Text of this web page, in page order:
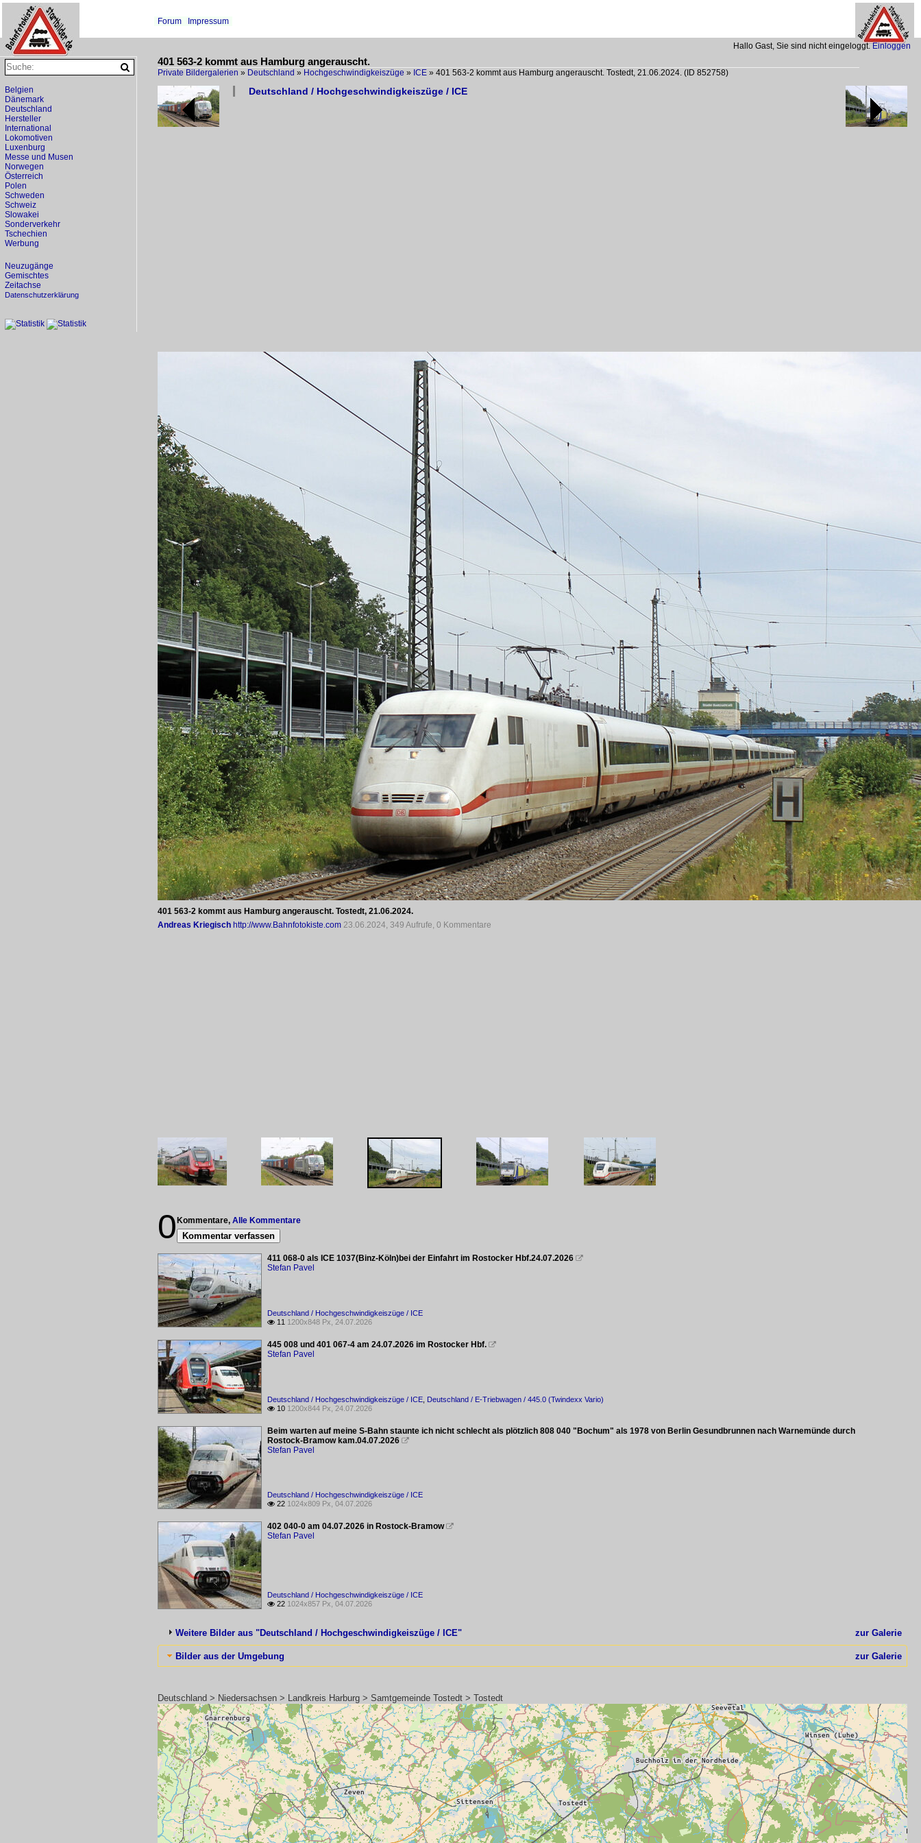
Hallo Gast, Sie sind nicht eingeloggt.Einloggen
Forum Impressum
401 563-2 kommt aus Hamburg angerauscht.
Private Bildergalerien » Deutschland » Hochgeschwindigkeiszüge » ICE » 401 563-2 kommt aus Hamburg angerauscht. Tostedt, 21.06.2024. (ID 852758)
Deutschland / Hochgeschwindigkeiszüge / ICE
401 563-2 kommt aus Hamburg angerauscht. Tostedt, 21.06.2024.
Andreas Kriegisch http://www.Bahnfotokiste.com 23.06.2024, 349 Aufrufe, 0 Kommentare
0 Kommentare, Alle Kommentare
Kommentar verfassen
411 068-0 als ICE 1037(Binz-Köln)bei der Einfahrt im Rostocker Hbf.24.07.2026 
Stefan Pavel
Deutschland / Hochgeschwindigkeiszüge / ICE
 11 1200x848 Px, 24.07.2026
445 008 und 401 067-4 am 24.07.2026 im Rostocker Hbf. 
Stefan Pavel
Deutschland / Hochgeschwindigkeiszüge / ICE Deutschland / E-Triebwagen / 445.0 (Twindexx Vario)
 10 1200x844 Px, 24.07.2026
Beim warten auf meine S-Bahn staunte ich nicht schlecht als plötzlich 808 040 "Bochum" als 1978 von Berlin Gesundbrunnen nach Warnemünde durch
Rostock-Bramow kam.04.07.2026 
Stefan Pavel
Deutschland / Hochgeschwindigkeiszüge / ICE
 22 1024x809 Px, 04.07.2026
402 040-0 am 04.07.2026 in Rostock-Bramow 
Stefan Pavel
Deutschland / Hochgeschwindigkeiszüge / ICE
 22 1024x857 Px, 04.07.2026
zur Galerie
Weitere Bilder aus "Deutschland / Hochgeschwindigkeiszüge / ICE"
zur Galerie
Bilder aus der Umgebung
Deutschland > Niedersachsen > Landkreis Harburg > Samtgemeinde Tostedt > Tostedt
Belgien
Dänemark
Deutschland
Hersteller
International
Lokomotiven
Luxenburg
Messe und Musen
Norwegen
Österreich
Polen
Schweden
Schweiz
Slowakei
Sonderverkehr
Tschechien
Werbung
Neuzugänge
Gemischtes
Zeitachse
Datenschutzerklärung